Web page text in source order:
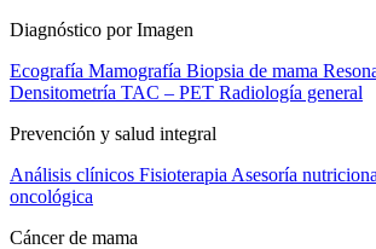
Diagnóstico por Imagen
Ecografía Mamografía Biopsia de mama
Densitometría TAC – PET Radiología general
Prevención y salud integral
Análisis clínicos Fisioterapia Asesoría
oncológica
Cáncer de mama